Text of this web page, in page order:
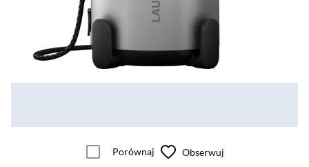
Porównaj Obserwuj